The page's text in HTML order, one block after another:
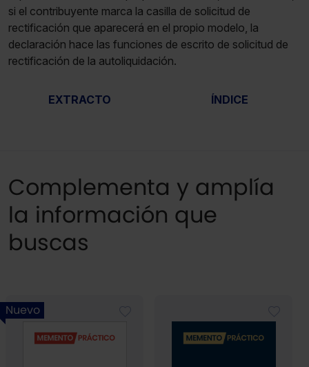
si el contribuyente marca la casilla de solicitud de
rectificación que aparecerá en el propio modelo, la
declaración hace las funciones de escrito de solicitud de
rectificación de la autoliquidación.
EXTRACTO ÍNDICE
Complementa y amplía
la información que
buscas
Nuevo